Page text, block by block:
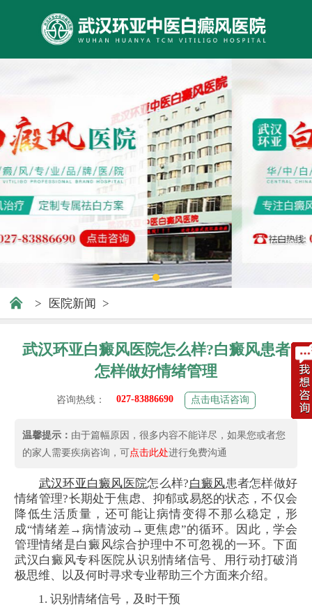
> 医院新闻 >
武汉环亚白癜风医院怎么样?白癜风患者
怎样做好情绪管理
咨询热线： 027-83886690 点击电话咨询
温馨提示： 由于篇幅原因，很多内容不能详尽，如果您或者您
的家人需要疾病咨询，可点击此处进行免费沟通
武汉环亚 白癜风 医院怎么样?白癜风患者怎样做好
情绪管理?长期处于焦虑、抑郁或易怒的状态，不仅会
降低生活质量，还可能让病情变得不那么稳定，形
成“情绪差→病情波动→更焦虑”的循环。因此，学会
管理情绪是白癜风综合护理中不可忽视的一环。下面
武汉白癜风专科医院从识别情绪信号、用行动打破消
极思维、以及何时寻求专业帮助三个方面来介绍。
1. 识别情绪信号，及时干预